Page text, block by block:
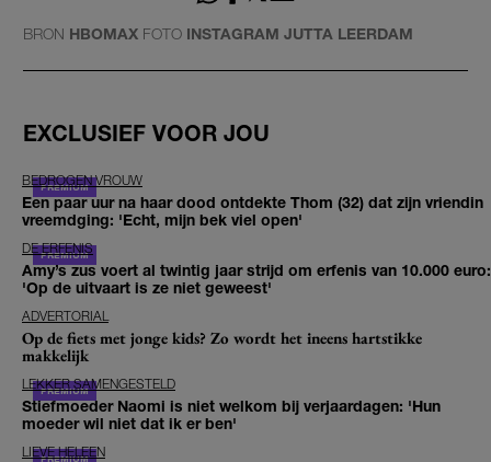
BRON HBOMAX FOTO INSTAGRAM JUTTA LEERDAM
EXCLUSIEF VOOR JOU
BEDROGEN VROUW
Een paar uur na haar dood ontdekte Thom (32) dat zijn vriendin
vreemdging: 'Echt, mijn bek viel open'
DE ERFENIS
Amy’s zus voert al twintig jaar strijd om erfenis van 10.000 euro:
'Op de uitvaart is ze niet geweest'
ADVERTORIAL
Op de fiets met jonge kids? Zo wordt het ineens hartstikke
makkelijk
LEKKER SAMENGESTELD
Stiefmoeder Naomi is niet welkom bij verjaardagen: 'Hun
moeder wil niet dat ik er ben'
LIEVE HELEEN